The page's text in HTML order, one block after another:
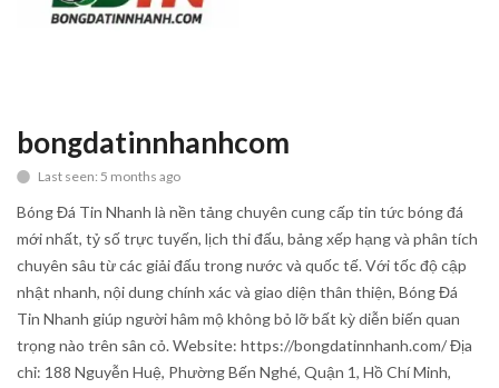
Contact
Lifestyle
Gallery
Blog
Trending
bongdatinnhanhcom
Last seen: 5 months ago
Bóng Đá Tin Nhanh là nền tảng chuyên cung cấp tin tức bóng đá
mới nhất, tỷ số trực tuyến, lịch thi đấu, bảng xếp hạng và phân tích
chuyên sâu từ các giải đấu trong nước và quốc tế. Với tốc độ cập
nhật nhanh, nội dung chính xác và giao diện thân thiện, Bóng Đá
Tin Nhanh giúp người hâm mộ không bỏ lỡ bất kỳ diễn biến quan
trọng nào trên sân cỏ. Website: https://bongdatinnhanh.com/ Địa
chỉ: 188 Nguyễn Huệ, Phường Bến Nghé, Quận 1, Hồ Chí Minh,